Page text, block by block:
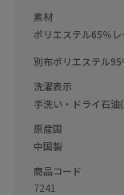
素材
ポリエステル65％
別布ポリエステル
洗濯表示
手洗い・ドライ石油
原産国
中国製
商品コード
7241